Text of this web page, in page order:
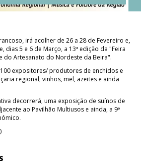
irá acolher de 26 a 28 de Fevereiro e,
dias 5 e 6 de Março, a 13ª edição da "Feira
do Artesanato do Nordeste da Beira".
expositores/ produtores de enchidos e
regional, vinhos, mel, azeites e ainda
decorrerá, uma exposição de suínos de
ao Pavilhão Multiusos e ainda, a 9ª